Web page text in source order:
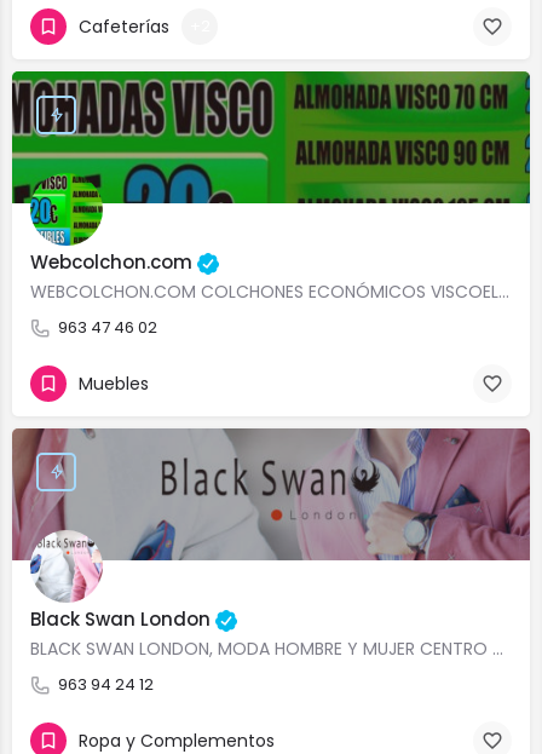
Cafeterías
Webcolchon.com
WEBCOLCHON.COM COLCHONES ECONÓMICOS VISCOELÁSTICO LATEX ECO VALENCIA, ALMOHADA VISCOELÁSTICA ECONÓMICA…
963 47 46 02
Muebles
Black Swan London
BLACK SWAN LONDON, MODA HOMBRE Y MUJER CENTRO VALENCIA, COLECCIONES EXCLUSIVAS, ÚLTIMAS TENDENCIAS EN MODA…
963 94 24 12
Ropa y Complementos